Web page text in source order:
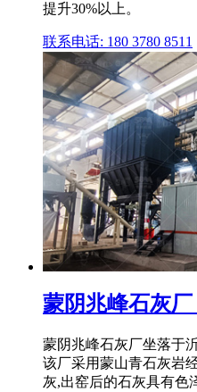
提升30%以上。
联系电话: 180 3780 8511
蒙阴兆峰石灰厂
蒙阴兆峰石灰厂坐落于
该厂采用蒙山青石灰岩
灰,出窑后的石灰具有色